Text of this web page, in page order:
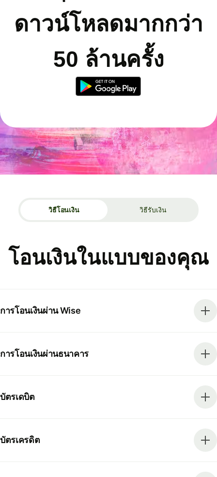
ดาวน์โหลดมากกว่า
50 ล้านครั้ง
วิธีโอนเงิน วิธีรับเงิน
โอนเงินในแบบของคุณ
การโอนเงินผ่าน Wise
การโอนเงินผ่านธนาคาร
บัตรเดบิต
บัตรเครดิต